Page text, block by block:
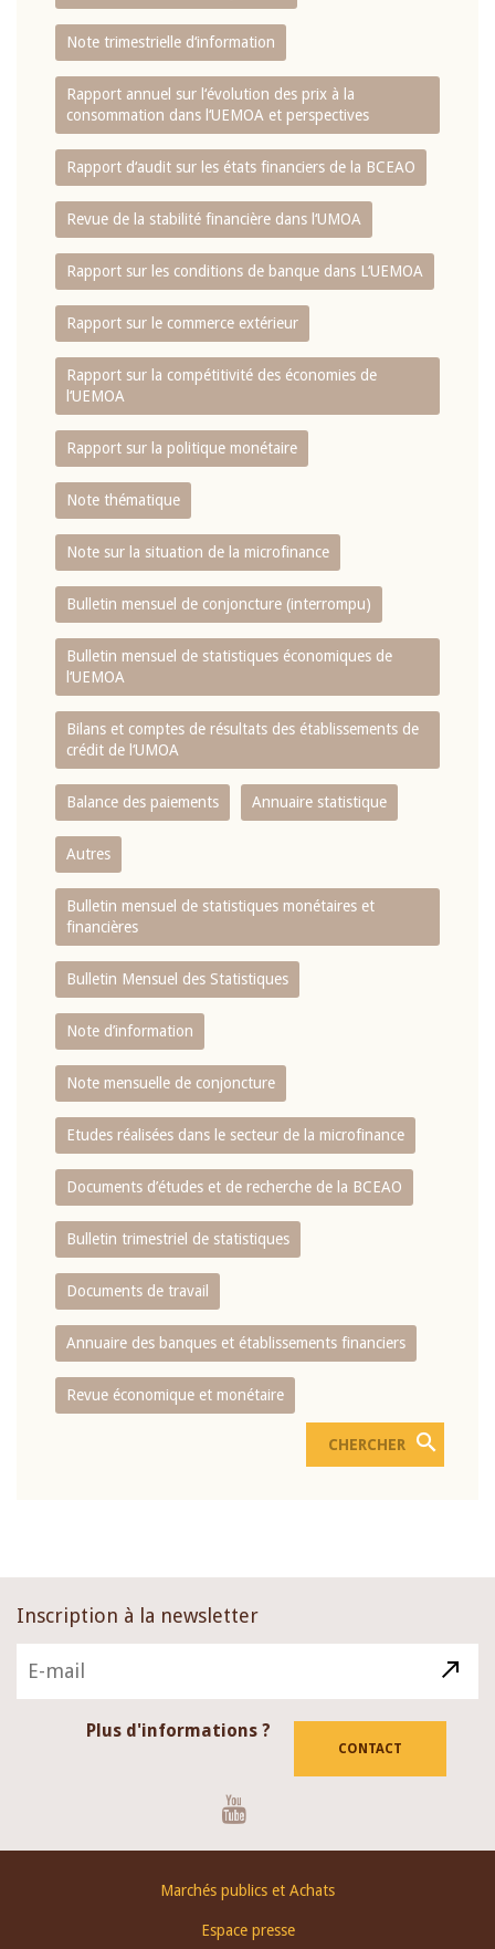
Note trimestrielle d‘information
Rapport annuel sur l‘évolution des prix à la
consommation dans l‘UEMOA et perspectives
Rapport d‘audit sur les états financiers de la BCEAO
Revue de la stabilité financière dans l‘UMOA
Rapport sur les conditions de banque dans L‘UEMOA
Rapport sur le commerce extérieur
Rapport sur la compétitivité des économies de
l‘UEMOA
Rapport sur la politique monétaire
Note thématique
Note sur la situation de la microfinance
Bulletin mensuel de conjoncture (interrompu)
Bulletin mensuel de statistiques économiques de
l‘UEMOA
Bilans et comptes de résultats des établissements de
crédit de l‘UMOA
Balance des paiements Annuaire statistique
Autres
Bulletin mensuel de statistiques monétaires et
financières
Bulletin Mensuel des Statistiques
Note d’information
Note mensuelle de conjoncture
Etudes réalisées dans le secteur de la microfinance
Documents d’études et de recherche de la BCEAO
Bulletin trimestriel de statistiques
Documents de travail
Annuaire des banques et établissements financiers
Revue économique et monétaire
Inscription à la newsletter
Plus d'informations ?
CONTACT
Marchés publics et Achats
Espace presse